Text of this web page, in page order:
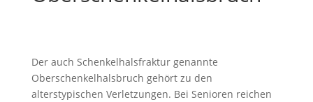
Der auch Schenkelhalsfraktur genannte
Oberschenkelhalsbruch gehört zu den
alterstypischen Verletzungen. Bei Senioren reichen